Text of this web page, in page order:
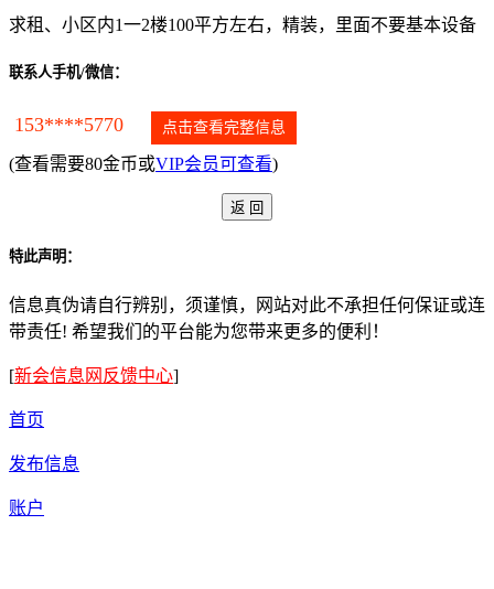
求租、小区内1一2楼100平方左右，精装，里面不要基本设备
联系人手机/微信：
153****5770 点击查看完整信息
(查看需要80金币或VIP会员可查看)
特此声明：
信息真伪请自行辨别，须谨慎，网站对此不承担任何保证或连
带责任! 希望我们的平台能为您带来更多的便利！
[新会信息网反馈中心]
首页
发布信息
账户